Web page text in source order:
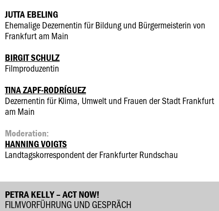
JUTTA EBELING
Ehemalige Dezernentin für Bildung und Bürgermeisterin von
Frankfurt am Main
BIRGIT SCHULZ
Filmproduzentin
TINA ZAPF-RODRÍGUEZ
Dezernentin für Klima, Umwelt und Frauen der Stadt Frankfurt
am Main
Moderation:
HANNING VOIGTS
Landtagskorrespondent der Frankfurter Rundschau
PETRA KELLY – ACT NOW!
FILMVORFÜHRUNG UND GESPRÄCH